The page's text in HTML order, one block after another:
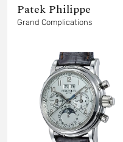
Patek Philippe
Grand Complications